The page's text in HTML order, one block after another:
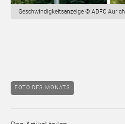
Geschwindigkeitsanzeige © ADFC Aurich
FOTO DES MONATS